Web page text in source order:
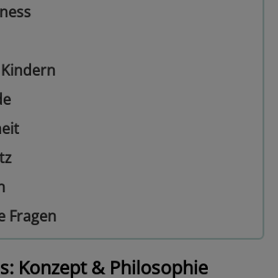
Fragen
Konzept & Philosophie